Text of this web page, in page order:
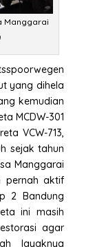
Manggarai
yang dihela
kemudian
MCDW-301
VCW-713,
sejak tahun
Manggarai
pernah aktif
2 Bandung
ini masih
agar
layaknya